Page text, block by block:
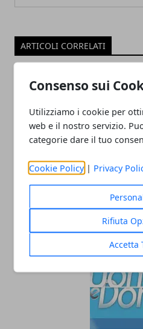
Consenso sui
Utilizziamo i cookie per
web e il nostro servizio.
categorie dare il tuo
Cookie Policy | Privacy
Rifiuta
Accetta
ARTICOLI CORRELATI
Dicembre 2020,